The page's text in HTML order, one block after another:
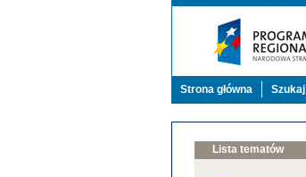
Strona główna Szukaj
Lista tematów